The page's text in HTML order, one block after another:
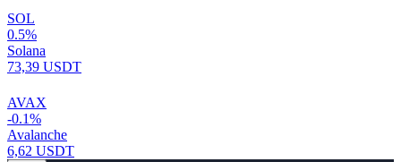
SOL
0.5%
Solana
73,39 USDT
AVAX
-0.1%
Avalanche
6,62 USDT